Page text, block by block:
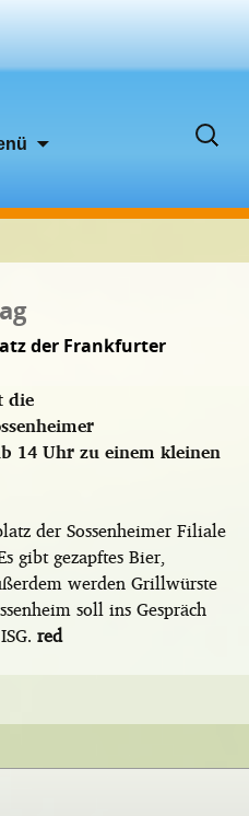
Suchen
der Frankfurter
die
14 Uhr zu einem kleinen
der Sossenheimer Filiale
gibt gezapftes Bier,
werden Grillwürste
soll ins Gespräch
red